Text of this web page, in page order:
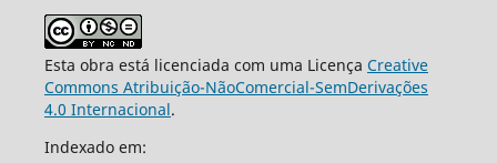
Esta obra está licenciada com uma Licença Creative
Commons Atribuição-NãoComercial-SemDerivações
4.0 Internacional.
Indexado em: